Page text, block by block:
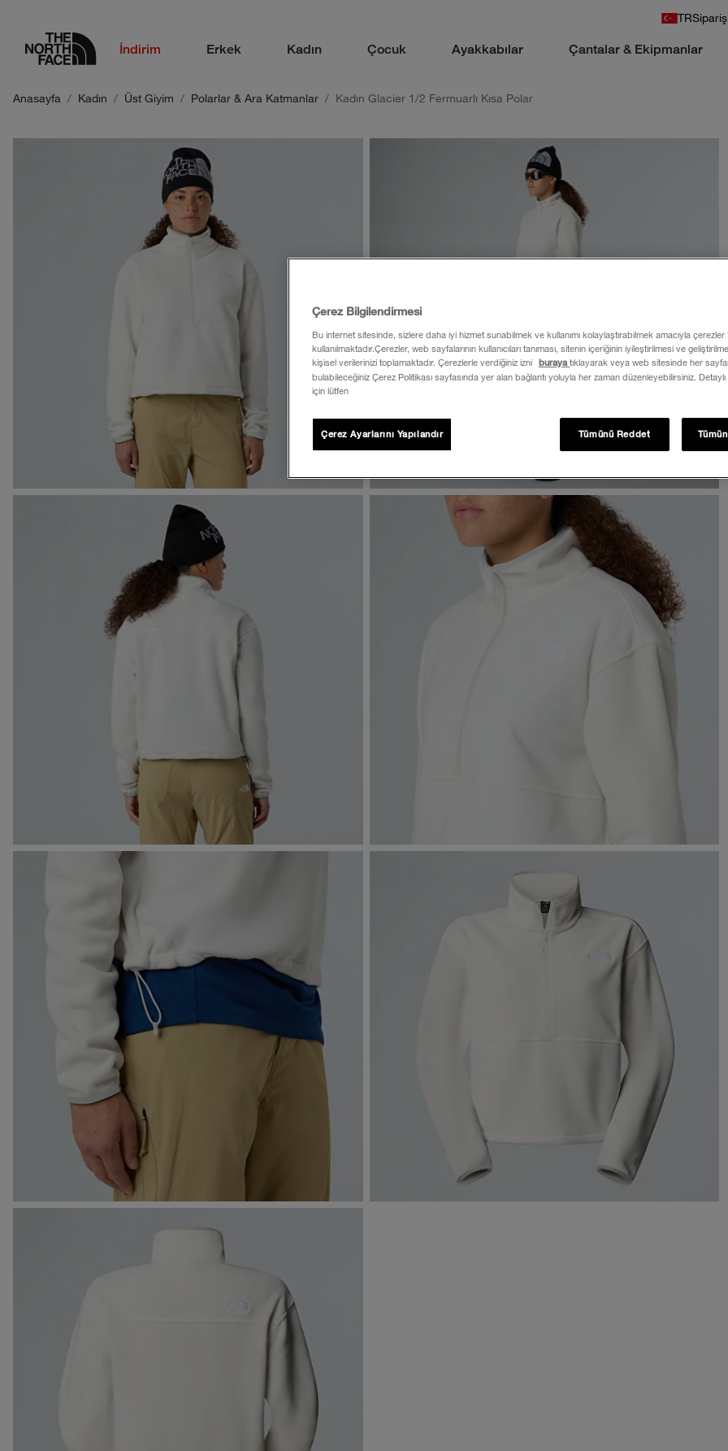
TR
logoİndirim Erkek Kadın Çocuk Ayakkabılar Çantalar & Ekipmanlar
Anasayfa Kadın Üst Giyim Polarlar & Ara Katmanlar Kadın Glacier 1/2 Fermuarlı Kısa Polar
Çerez Bilgilendirmesi
Bu internet sitesinde, sizlere daha iyi hizmet sunabilmek ve kullanımı kolaylaştırabilmek amacıyla çerezler
kullanılmaktadır.Çerezler, web sayfalarının kullanıcıları tanıması, sitenin içeriğinin iyileştirilmesi ve
kişisel verilerinizi toplamaktadır. Çerezlerle verdiğiniz izni
burayatıklayarak veya web sitesinde her
bulabileceğiniz Çerez Politikası sayfasında yer alan bağlantı yoluyla her zaman düzenleyebilirsiniz.
için lütfen
Tümünü Reddet
Çerez Ayarlarını Yapılandır